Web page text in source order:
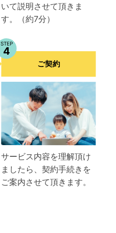
いて説明させて頂きま
す。（約7分）
STEP
4
ご契約
サービス内容を理解頂け
ましたら、契約手続きを
ご案内させて頂きます。